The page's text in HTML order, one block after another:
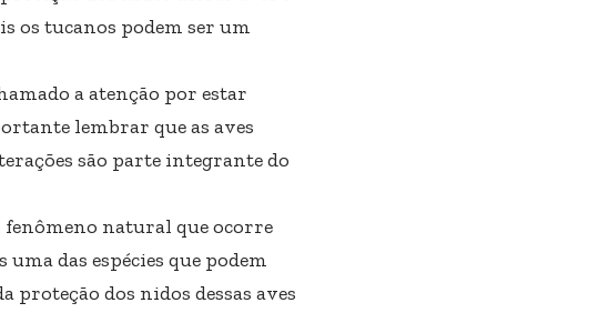
os tucanos podem ser um
a atenção por estar
lembrar que as aves
são parte integrante do
fenômeno natural que ocorre
das espécies que podem
proteção dos nidos dessas aves